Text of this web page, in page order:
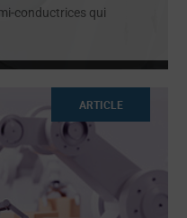
conductrices qui
ARTICLE